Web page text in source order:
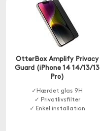
OtterBox Amplify Privacy
Guard (iPhone 14 14/13/13
Pro)
✓Hærdet glas 9H
✓ Privatlivsfilter
✓ Enkel installation